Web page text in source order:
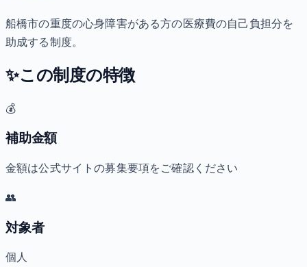
船橋市の重度の心身障害がある方の医療費の自己負担分を
助成する制度。
✨この制度の特徴
💰
補助金額
金額は公式サイトの募集要項をご確認ください
👥
対象者
個人